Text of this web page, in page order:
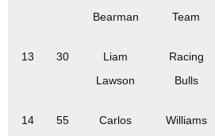
Bearman
Team
13 30
Liam
Lawson
Racing
Bulls
14 55
Carlos
Williams